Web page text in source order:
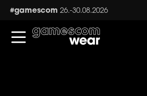
Zum Hauptinhalt springen
#gamescom 26.-30.08.2026